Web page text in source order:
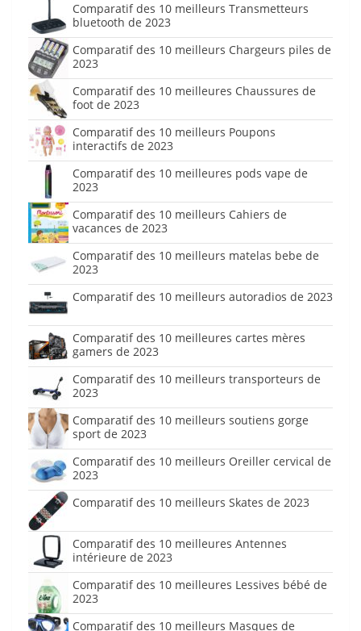
Comparatif des 10 meilleurs Transmetteurs
bluetooth de 2023
Comparatif des 10 meilleurs Chargeurs piles de
2023
Comparatif des 10 meilleures Chaussures de
foot de 2023
Comparatif des 10 meilleurs Poupons
interactifs de 2023
Comparatif des 10 meilleures pods vape de
2023
Comparatif des 10 meilleurs Cahiers de
vacances de 2023
Comparatif des 10 meilleurs matelas bebe de
2023
Comparatif des 10 meilleurs autoradios de 2023
Comparatif des 10 meilleures cartes mères
gamers de 2023
Comparatif des 10 meilleurs transporteurs de
2023
Comparatif des 10 meilleurs soutiens gorge
sport de 2023
Comparatif des 10 meilleurs Oreiller cervical de
2023
Comparatif des 10 meilleurs Skates de 2023
Comparatif des 10 meilleures Antennes
intérieure de 2023
Comparatif des 10 meilleures Lessives bébé de
2023
Comparatif des 10 meilleurs Masques de